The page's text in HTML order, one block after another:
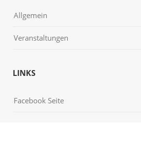
Allgemein
Veranstaltungen
LINKS
Facebook Seite